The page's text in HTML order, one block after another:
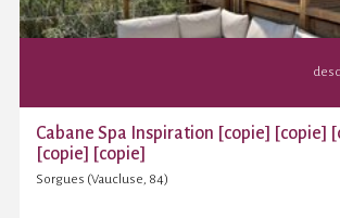
Cabane Spa Inspiration [copie] [copie]
[copie] [copie]
Sorgues (Vaucluse, 84)